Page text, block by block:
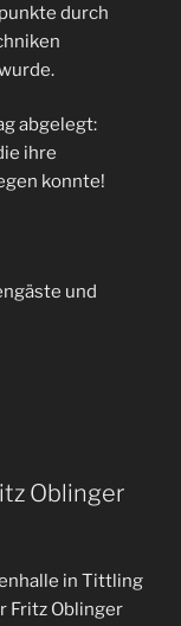
durch
abgelegt:
ihre
konnte!
und
Oblinger
in Tittling
Fritz Oblinger